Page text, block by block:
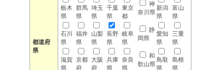
都道府
県
栃木
県
群馬
県
埼玉
県
千葉
県
東京
都
神
奈川県
新潟
県
富山
県
石川
県
福井
県
山梨
県
長野
県
岐阜
県
静
岡県
愛知
県
三重
県
滋賀
県
京都
府
大阪
府
兵庫
県
奈良
県
和
歌山県
鳥取
県
島根
県